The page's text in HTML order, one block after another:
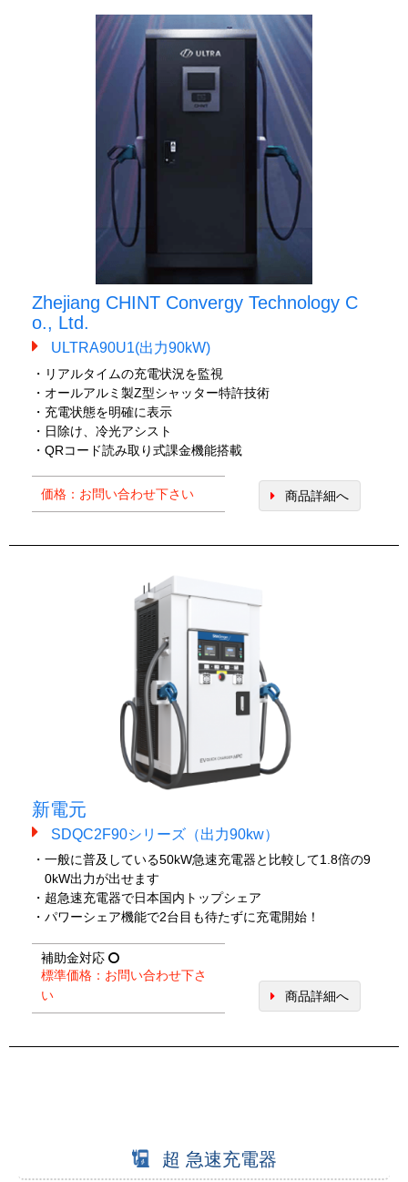
Zhejiang CHINT Convergy Technology C
o., Ltd.
ULTRA90U1(出力90kW)
・リアルタイムの充電状況を監視
・オールアルミ製Z型シャッター特許技術
・充電状態を明確に表示
・日除け、冷光アシスト
・QRコード読み取り式課金機能搭載
価格：お問い合わせ下さい 商品詳細へ
新電元
SDQC2F90シリーズ（出力90kw）
・一般に普及している50kW急速充電器と比較して1.8倍の9
0kW出力が出せます
・超急速充電器で日本国内トップシェア
・パワーシェア機能で2台目も待たずに充電開始！
補助金対応
標準価格：お問い合わせ下さ
い
商品詳細へ
超 急速充電器